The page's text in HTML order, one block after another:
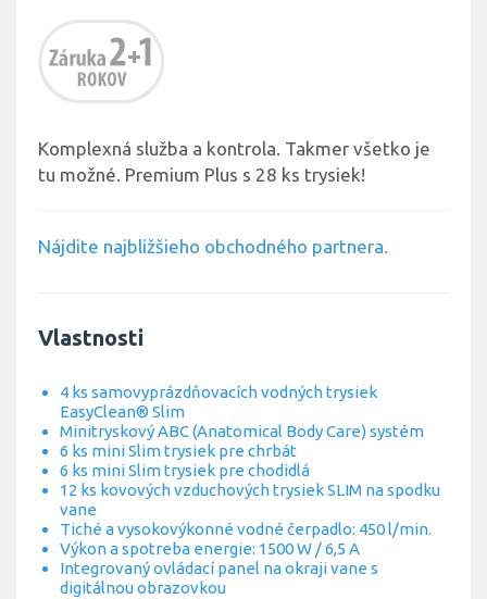
Komplexná služba a kontrola. Takmer všetko je
tu možné. Premium Plus s 28 ks trysiek!
Nájdite najbližšieho obchodného partnera.
Vlastnosti
4 ks samovyprázdňovacích vodných trysiek
EasyClean® Slim
Minitryskový ABC (Anatomical Body Care) systém
6 ks mini Slim trysiek pre chrbát
6 ks mini Slim trysiek pre chodidlá
12 ks kovových vzduchových trysiek SLIM na spodku
vane
Tiché a vysokovýkonné vodné čerpadlo: 450 l/min.
Výkon a spotreba energie: 1500 W / 6,5 A
Integrovaný ovládací panel na okraji vane s
digitálnou obrazovkou